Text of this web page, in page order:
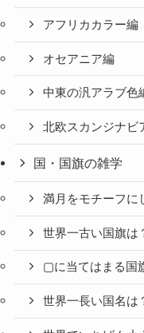
アフリカカラー編
オセアニア編
中東の汎アラブ色
北欧スカンジナビ
国・国旗の雑学
満月をモチーフに
世界一古い国旗は
▢に当てはまる国
世界一長い国名は